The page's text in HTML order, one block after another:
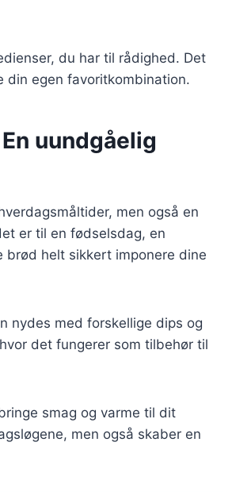
du har til rådighed. Det
din egen favoritkombination.
uundgåelig
men også en
er til en fødselsdag, en
brød helt sikkert imponere dine
nydes med forskellige dips og
det fungerer som tilbehør til
smag og varme til dit
men også skaber en